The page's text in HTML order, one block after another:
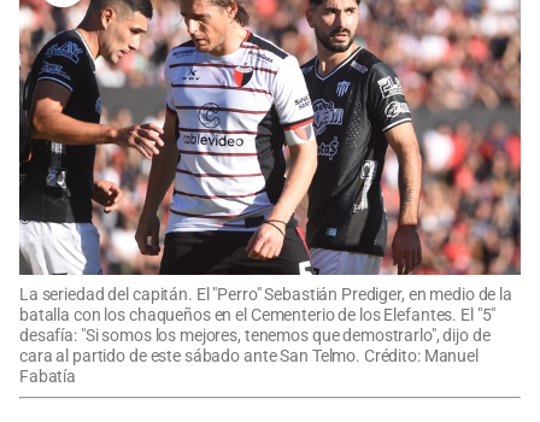
La seriedad del capitán. El "Perro" Sebastián Prediger, en medio de la
batalla con los chaqueños en el Cementerio de los Elefantes. El "5"
desafía: "Si somos los mejores, tenemos que demostrarlo", dijo de
cara al partido de este sábado ante San Telmo. Crédito: Manuel
Fabatía